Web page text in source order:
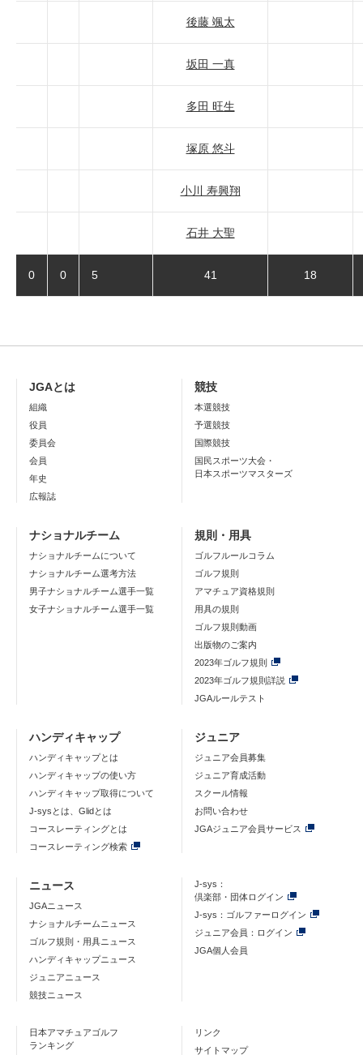
後藤 颯太
坂田 一真
多田 旺生
塚原 悠斗
小川 寿興翔
石井 大聖
0 0 5 41 18
JGAとは
組織
役員
委員会
会員
年史
広報誌
競技
本選競技
予選競技
国際競技
国民スポーツ大会・
日本スポーツマスターズ
ナショナルチーム
ナショナルチームについて
ナショナルチーム選考方法
男子ナショナルチーム選手一覧
女子ナショナルチーム選手一覧
規則・用具
ゴルフルールコラム
ゴルフ規則
アマチュア資格規則
用具の規則
ゴルフ規則動画
出版物のご案内
2023年ゴルフ規則
2023年ゴルフ規則詳説
JGAルールテスト
ハンディキャップ
ハンディキャップとは
ハンディキャップの使い方
ハンディキャップ取得について
J-sysとは、Glidとは
コースレーティングとは
コースレーティング検索
ジュニア
ジュニア会員募集
ジュニア育成活動
スクール情報
お問い合わせ
JGAジュニア会員サービス
ニュース
JGAニュース
ナショナルチームニュース
ゴルフ規則・用具ニュース
ハンディキャップニュース
ジュニアニュース
競技ニュース
J-sys：
倶楽部・団体ログイン
J-sys：ゴルファーログイン
ジュニア会員：ログイン
JGA個人会員
日本アマチュアゴルフ
ランキング
リンク
サイトマップ